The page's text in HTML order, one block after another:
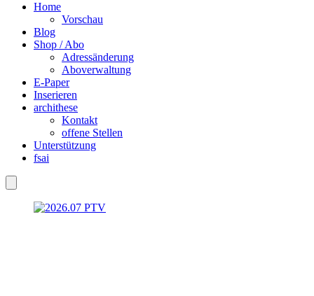
Home
Vorschau
Blog
Shop / Abo
Adressänderung
Aboverwaltung
E-Paper
Inserieren
archithese
Kontakt
offene Stellen
Unterstützung
fsai